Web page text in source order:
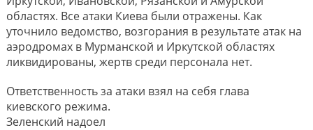
областях. Все атаки Киева были отражены. Как
уточнило ведомство, возгорания в результате атак на
аэродромах в Мурманской и Иркутской областях
ликвидированы, жертв среди персонала нет.
Ответственность за атаки взял на себя глава
киевского режима.
Зеленский надоел